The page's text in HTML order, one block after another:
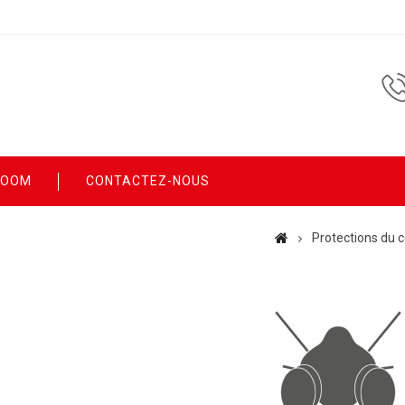
CONTACTEZ-NOUS
Protections du